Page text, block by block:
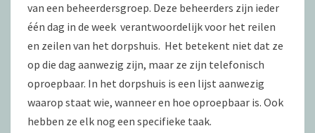
van een beheerdersgroep. Deze beheerders zijn ieder
één dag in de week verantwoordelijk voor het reilen
en zeilen van het dorpshuis. Het betekent niet dat ze
op die dag aanwezig zijn, maar ze zijn telefonisch
oproepbaar. In het dorpshuis is een lijst aanwezig
waarop staat wie, wanneer en hoe oproepbaar is. Ook
hebben ze elk nog een specifieke taak.